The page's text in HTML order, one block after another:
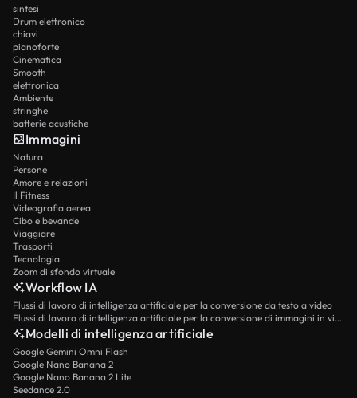
sintesi
Drum elettronico
chiavi
pianoforte
Cinematica
Smooth
elettronica
Ambiente
stringhe
batterie acustiche
Immagini
Natura
Persone
Amore e relazioni
Il Fitness
Videografia aerea
Cibo e bevande
Viaggiare
Trasporti
Tecnologia
Zoom di sfondo virtuale
Workflow IA
Flussi di lavoro di intelligenza artificiale per la conversione da testo a video
Flussi di lavoro di intelligenza artificiale per la conversione di immagini in video
Modelli di intelligenza artificiale
Google Gemini Omni Flash
Google Nano Banana 2
Google Nano Banana 2 Lite
Seedance 2.0